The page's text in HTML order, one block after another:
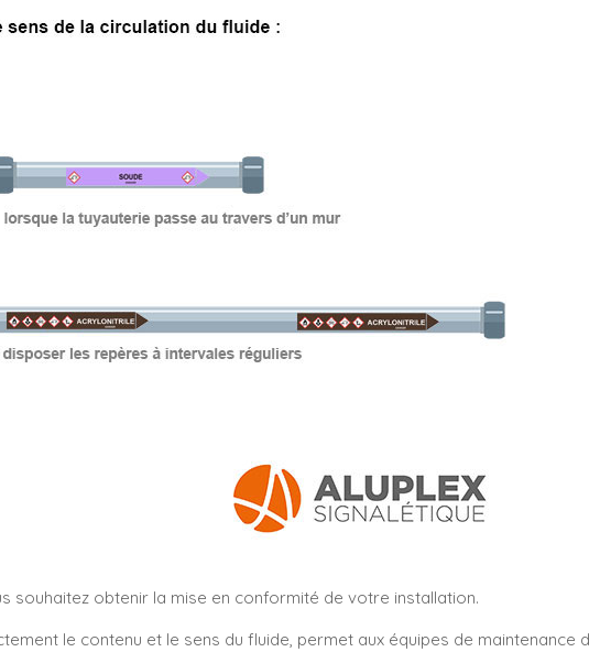
souhaitez obtenir la mise en conformité de votre installation.
le contenu et le sens du fluide, permet aux équipes de maintenance